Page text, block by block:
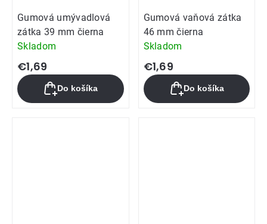
Gumová umývadlová
zátka 39 mm čierna
Skladom
€1,69
Do košíka
Gumová vaňová zátka
46 mm čierna
Skladom
€1,69
Do košíka